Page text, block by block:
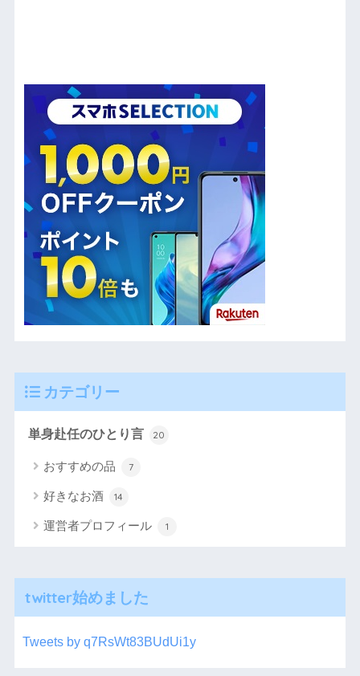
カテゴリー
単身赴任のひとり言 20
おすすめの品 7
好きなお酒 14
運営者プロフィール 1
twitter始めました
Tweets by q7RsWt83BUdUi1y